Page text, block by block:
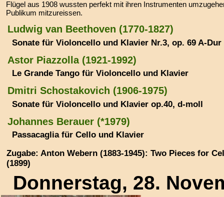
Flügel aus 1908 wussten perfekt mit ihren Instrumenten
Publikum mitzureissen.
Ludwig van Beethoven (1770-1827)
Sonate für Violoncello und Klavier Nr.3, op. 69 A-Dur
Astor Piazzolla (1921-1992)
Le Grande Tango für Violoncello und Klavier
Dmitri Schostakovich (1906-1975)
Sonate für Violoncello und Klavier op.40, d-moll
Johannes Berauer (*1979)
Passacaglia für Cello und Klavier
Zugabe: Anton Webern (1883-1945): Two Pieces for
(1899)
Donnerstag, 28.